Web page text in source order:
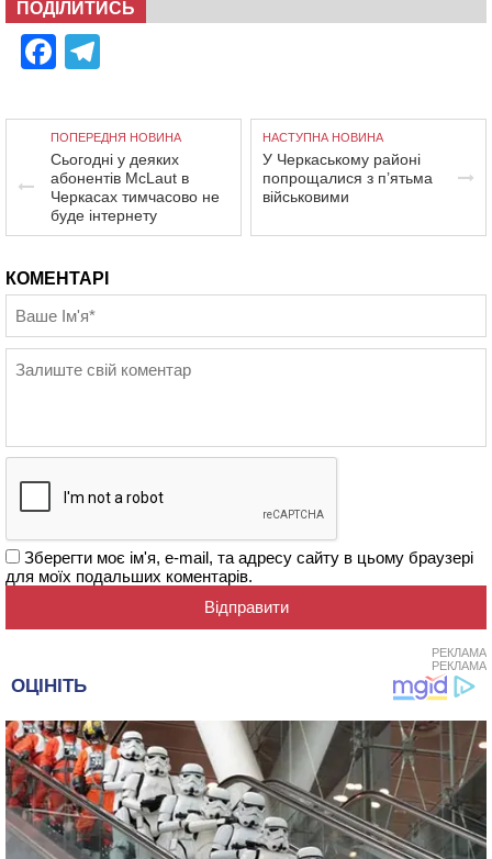
ПОДІЛИТИСЬ
Facebook
ПОПЕРЕДНЯ НОВИНА
Сьогодні у деяких
абонентів McLaut в
Черкасах тимчасово не
буде інтернету
НАСТУПНА НОВИНА
У Черкаському районі
попрощалися з п’ятьма
військовими
КОМЕНТАРІ
Зберегти моє ім'я, e-mail, та адресу сайту в цьому браузері
для моїх подальших коментарів.
РЕКЛАМА
РЕКЛАМА